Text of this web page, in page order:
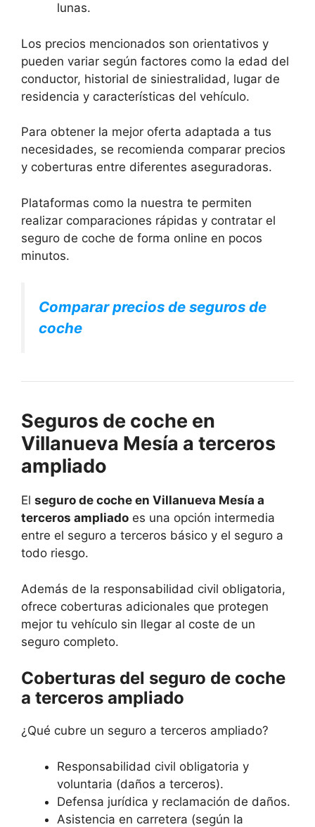
lunas.
Los precios mencionados son orientativos y
pueden variar según factores como la edad del
conductor, historial de siniestralidad, lugar de
residencia y características del vehículo.
Para obtener la mejor oferta adaptada a tus
necesidades, se recomienda comparar precios
y coberturas entre diferentes aseguradoras.
Plataformas como la nuestra te permiten
realizar comparaciones rápidas y contratar el
seguro de coche de forma online en pocos
minutos.
Comparar precios de seguros de
coche
Seguros de coche en
Villanueva Mesía a terceros
ampliado
El seguro de coche en Villanueva Mesía a
terceros ampliado es una opción intermedia
entre el seguro a terceros básico y el seguro a
todo riesgo.
Además de la responsabilidad civil obligatoria,
ofrece coberturas adicionales que protegen
mejor tu vehículo sin llegar al coste de un
seguro completo.
Coberturas del seguro de coche
a terceros ampliado
¿Qué cubre un seguro a terceros ampliado?
Responsabilidad civil obligatoria y
voluntaria (daños a terceros).
Defensa jurídica y reclamación de daños.
Asistencia en carretera (según la